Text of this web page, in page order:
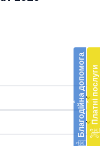
‹ Благодійна допомогав
‹ Платні послуги